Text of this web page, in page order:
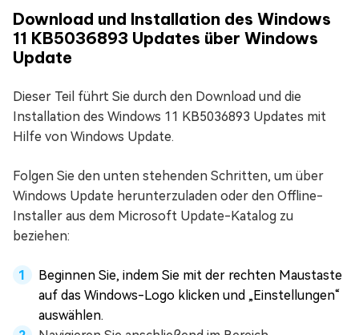
Download und Installation des Windows
11 KB5036893 Updates über Windows
Update
Dieser Teil führt Sie durch den Download und die
Installation des Windows 11 KB5036893 Updates mit
Hilfe von Windows Update.
Folgen Sie den unten stehenden Schritten, um über
Windows Update herunterzuladen oder den Offline-
Installer aus dem Microsoft Update-Katalog zu
beziehen:
Beginnen Sie, indem Sie mit der rechten Maustaste
auf das Windows-Logo klicken und „Einstellungen“
auswählen.